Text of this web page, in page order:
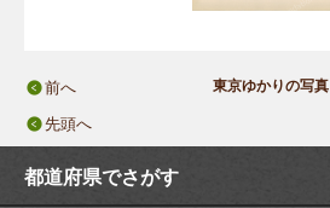
前へ 東京ゆかりの写真
先頭へ
都道府県でさがす